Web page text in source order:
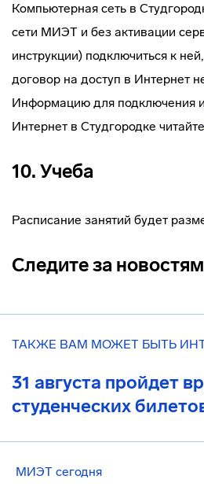
Компьютерная сеть в
сети МИЭТ и без активации
инструкции) подключиться к
договор на доступ в Интернет
Информацию для подключения
Интернет в Студгородке читайте
10. Учеба
Расписание занятий будет
Следите за
ТАКЖЕ ВАМ МОЖЕТ БЫТЬ
31 августа пройдет
студенческих
МИЭТ сегодня